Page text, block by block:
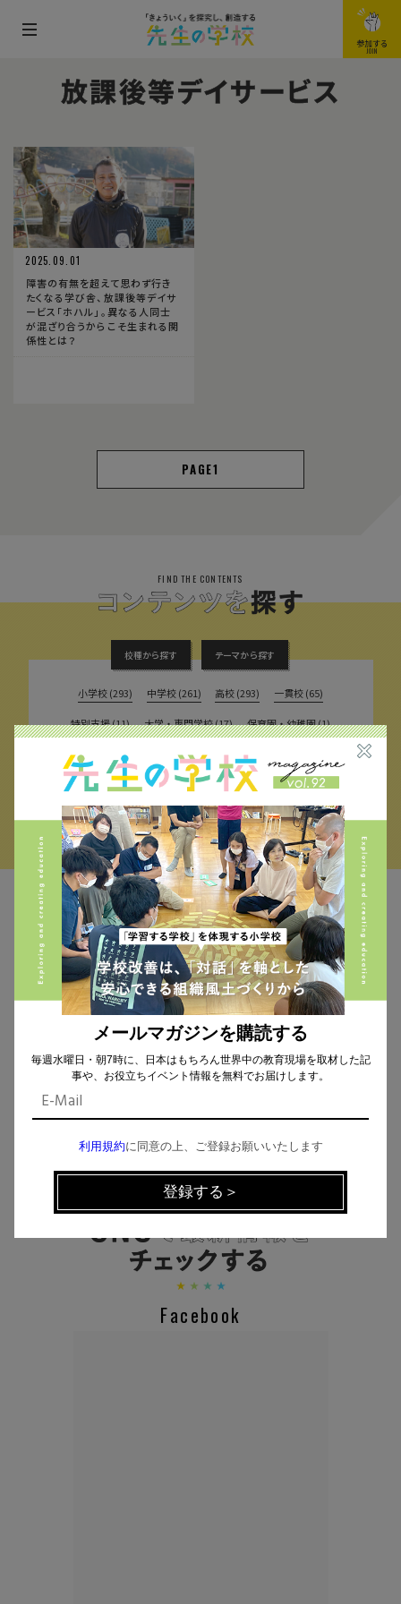
メ
開
閉
す
る
参加する
JOIN
放課後等デイサービス
2025.09.01
障害の有無を超えて思わず行き
たくなる学び舎、放課後等デイサ
ービス「ホハル」。異なる人同士
が混ざり合うからこそ生まれる関
係性とは？
1
FIND THE CONTENTS
校種から探す テーマから探す
小学校 (293) 中学校 (261) 高校 (293) 一貫校 (65)
特別支援 (11) 大学・専門学校 (17) 保育園・幼稚園 (1)
民間企業 (63) 公立 (347) 私立 (356)
オルタナティブスクール (18) 教育委員会 (4)
MAIL MAGAZINE
イベント、記事などの最新情報をお届け！
個人情報の取扱 について同意します。
CHECK THE NEWS ON SNS
Facebook
メールマガジンを購読する
毎週水曜日・朝7時に、日本はもちろん世界中の教育現場を取材した記
事や、お役立ちイベント情報を無料でお届けします。
利用規約に同意の上、ご登録お願いいたします